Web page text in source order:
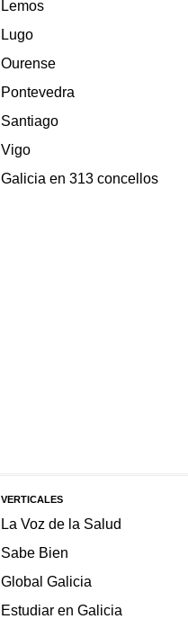
Lemos
Lugo
Ourense
Pontevedra
Santiago
Vigo
Galicia en 313 concellos
VERTICALES
La Voz de la Salud
Sabe Bien
Global Galicia
Estudiar en Galicia